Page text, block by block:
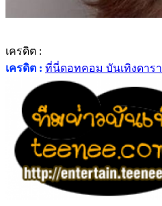
เครดิต :
เครดิต : ที่นี่ดอทคอม บันเทิงดารา